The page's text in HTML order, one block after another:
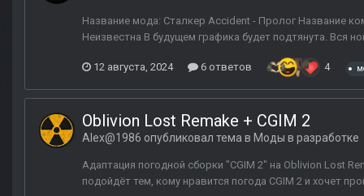
Название мода: Сталкер Accident - Пролог Название
Неизвестна В будущем графика будет подтянута. Вся
12 августа, 2024 6 ответов 4
Oblivion Lost Remake + CGIM 2
Alex@1986 опубликовал тема в Моды в разработке
Адаптация погодной сборки "CGIM 2" на Oblivion Lost
подойдёт тем, кому нравится погода CGIM 2 и хочет